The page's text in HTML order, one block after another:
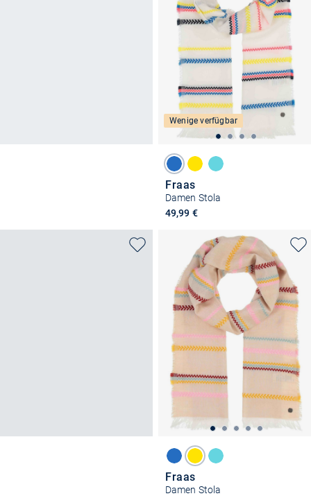
Wenige verfügbar
Fraas
Damen Stola
49,99 €
Fraas
Damen Stola